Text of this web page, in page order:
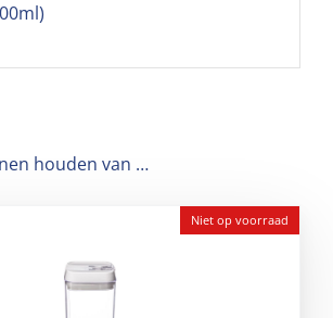
houden van …
Niet op voorraad